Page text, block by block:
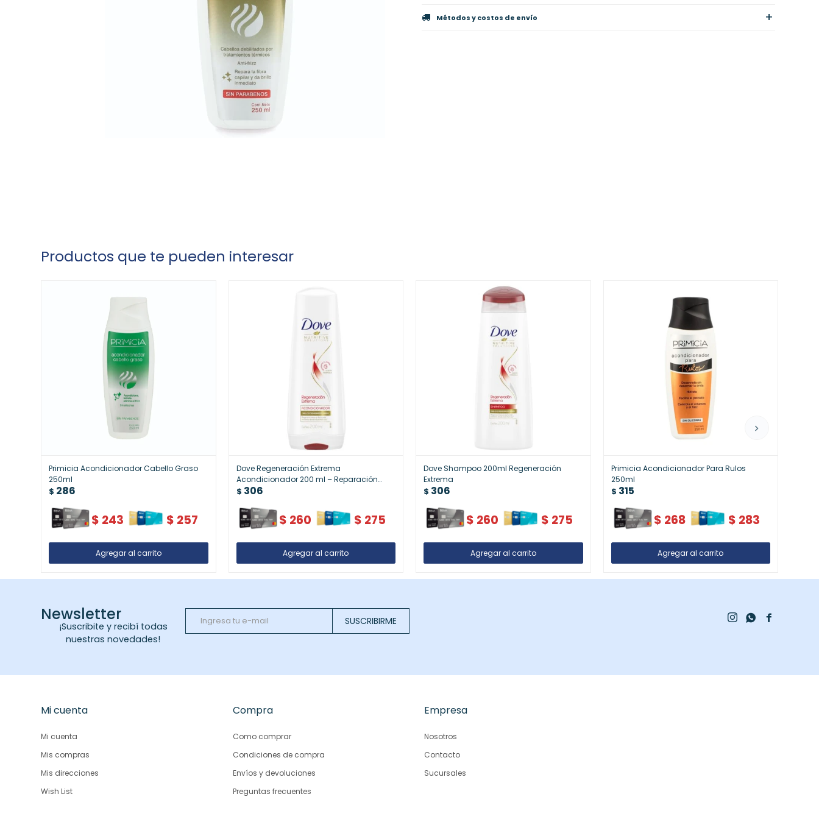
Métodos y costos de envío
Productos que te pueden interesar
Primicia Acondicionador Cabello Graso
250ml
$ 286
$ 243 $ 257
Dove Regeneración Extrema
Acondicionador 200 ml – Reparación
Intensa
$ 306
$ 260 $ 275
Dove Shampoo 200ml Regeneración
Extrema
$ 306
$ 260 $ 275
Primicia Acondicionador Para Rulos
250ml
$ 315
$ 268 $ 283
Newsletter
¡Suscribite y recibí todas
nuestras novedades!
SUSCRIBIRME 
 
Mi cuenta
Mi cuenta
Mis compras
Mis direcciones
Wish List
Compra
Como comprar
Condiciones de compra
Envíos y devoluciones
Preguntas frecuentes
Empresa
Nosotros
Contacto
Sucursales